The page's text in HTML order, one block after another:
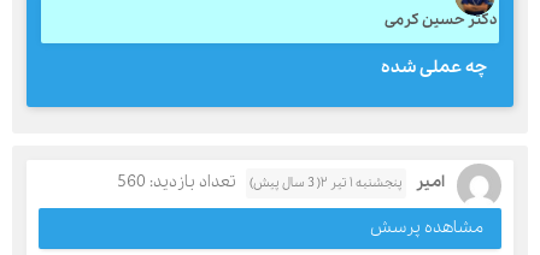
دکتر حسین کرمی
چه عملی شده
امیر پنجشنبه ۱ تیر ۲( 3 سال پیش)
تعداد بازدید: 560
مشاهده پرسش